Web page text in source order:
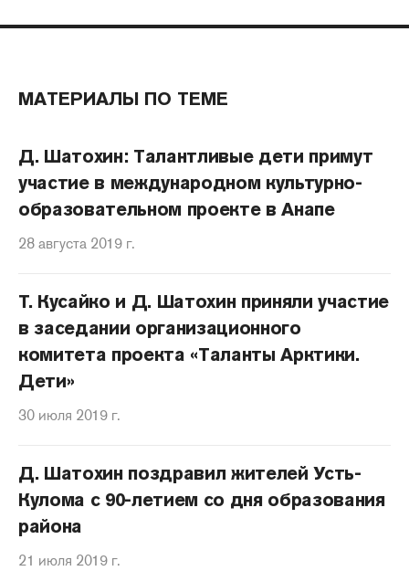
МАТЕРИАЛЫ ПО ТЕМЕ
Д. Шатохин: Талантливые дети примут
участие в международном культурно-
образовательном проекте в Анапе
28 августа 2019 г.
Т. Кусайко и Д. Шатохин приняли участие
в заседании организационного
комитета проекта «Таланты Арктики.
Дети»
30 июля 2019 г.
Д. Шатохин поздравил жителей Усть-
Кулома с 90-летием со дня образования
района
21 июля 2019 г.